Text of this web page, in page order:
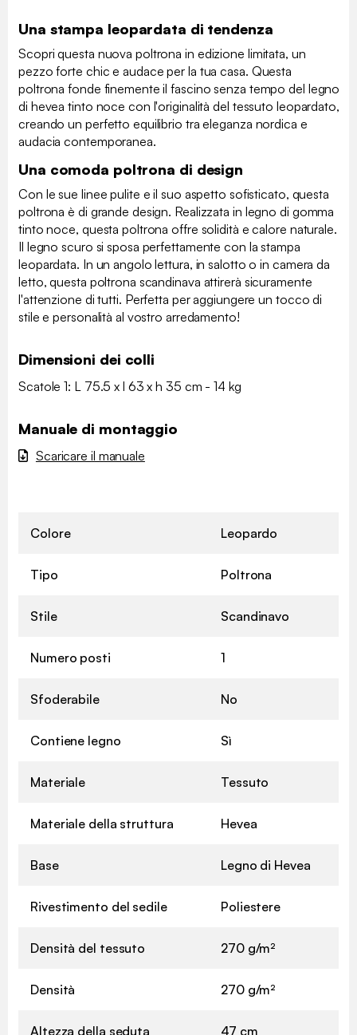
Una stampa leopardata di tendenza
Scopri questa nuova poltrona in edizione limitata, un
pezzo forte chic e audace per la tua casa. Questa
poltrona fonde finemente il fascino senza tempo del legno
di hevea tinto noce con l'originalità del tessuto leopardato,
creando un perfetto equilibrio tra eleganza nordica e
audacia contemporanea.
Una comoda poltrona di design
Con le sue linee pulite e il suo aspetto sofisticato, questa
poltrona è di grande design. Realizzata in legno di gomma
tinto noce, questa poltrona offre solidità e calore naturale.
Il legno scuro si sposa perfettamente con la stampa
leopardata. In un angolo lettura, in salotto o in camera da
letto, questa poltrona scandinava attirerà sicuramente
l'attenzione di tutti. Perfetta per aggiungere un tocco di
stile e personalità al vostro arredamento!
Dimensioni dei colli
Scatole 1: L 75.5 x l 63 x h 35 cm - 14 kg
Manuale di montaggio
Scaricare il manuale
Colore Leopardo
Tipo Poltrona
Stile Scandinavo
Numero posti 1
Sfoderabile No
Contiene legno Sì
Materiale Tessuto
Materiale della struttura Hevea
Base Legno di Hevea
Rivestimento del sedile Poliestere
Densità del tessuto 270 g/m²
Densità 270 g/m²
Altezza della seduta 47 cm